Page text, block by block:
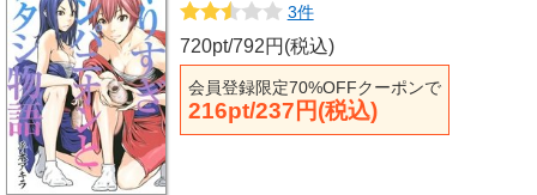
3件
720pt/792円(税込)
会員登録限定70%OFFクーポンで
216pt/237円(税込)